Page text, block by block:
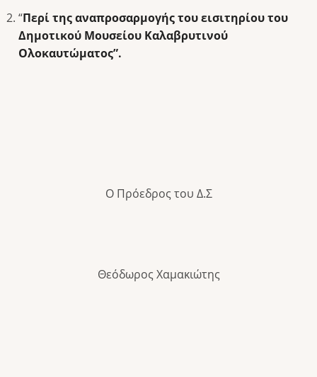
“Περί της αναπροσαρμογής του εισιτηρίου του
Δημοτικού Μουσείου Καλαβρυτινού
Ολοκαυτώματος”.
Ο Πρόεδρος του Δ.Σ
Θεόδωρος Χαμακιώτης